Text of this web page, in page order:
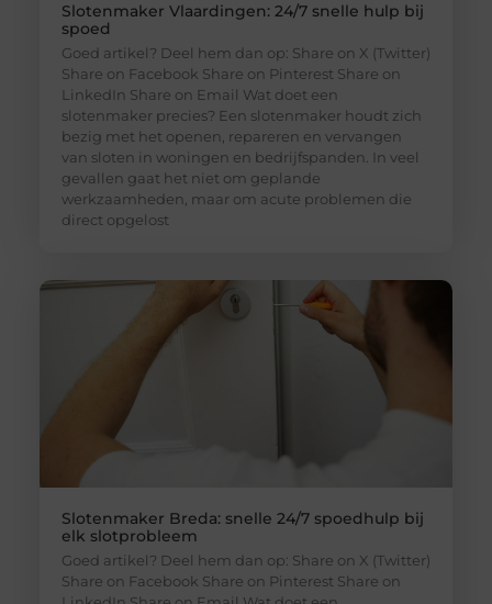
Slotenmaker Vlaardingen: 24/7 snelle hulp bij
spoed
Goed artikel? Deel hem dan op: Share on X (Twitter)
Share on Facebook Share on Pinterest Share on
LinkedIn Share on Email Wat doet een
slotenmaker precies? Een slotenmaker houdt zich
bezig met het openen, repareren en vervangen
van sloten in woningen en bedrijfspanden. In veel
gevallen gaat het niet om geplande
werkzaamheden, maar om acute problemen die
direct opgelost
Slotenmaker Breda: snelle 24/7 spoedhulp bij
elk slotprobleem
Goed artikel? Deel hem dan op: Share on X (Twitter)
Share on Facebook Share on Pinterest Share on